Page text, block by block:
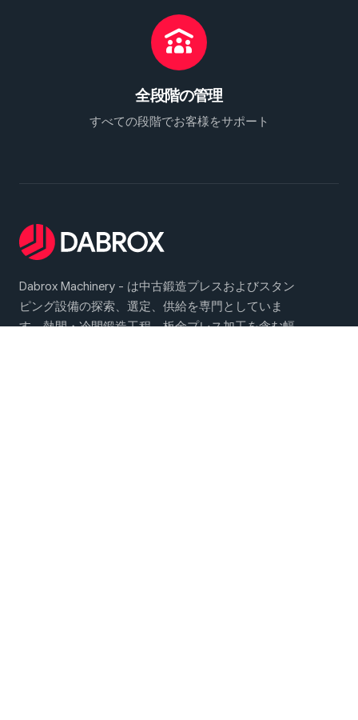
全段階の管理
すべての段階でお客様をサポート
Dabrox Machinery - は中古鍛造プレスおよびスタン
ピング設備の探索、選定、供給を専門としていま
す。熱間・冷間鍛造工程、板金プレス加工を含む幅